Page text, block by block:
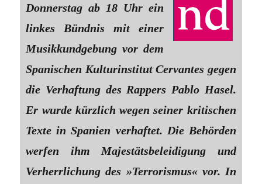
Donnerstag ab 18 Uhr ein
linkes Bündnis mit einer
Musikkundgebung vor dem
Spanischen Kulturinstitut Cervantes gegen
die Verhaftung des Rappers Pablo Hasel.
Er wurde kürzlich wegen seiner kritischen
Texte in Spanien verhaftet. Die Behörden
werfen ihm Majestätsbeleidigung und
Verherrlichung des »Terrorismus« vor. In